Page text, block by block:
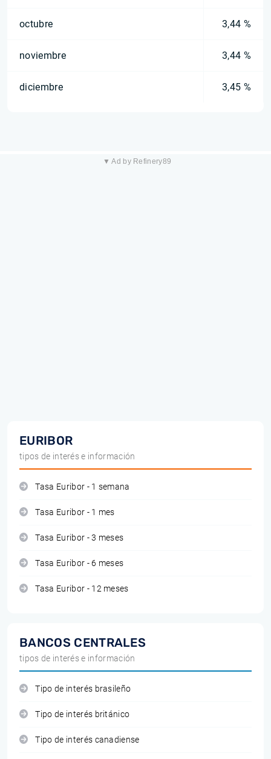
octubre 3,44 %
noviembre 3,44 %
diciembre 3,45 %
▼ Ad by Refinery89
EURIBOR
tipos de interés e información
Tasa Euribor - 1 semana
Tasa Euribor - 1 mes
Tasa Euribor - 3 meses
Tasa Euribor - 6 meses
Tasa Euribor - 12 meses
BANCOS CENTRALES
tipos de interés e información
Tipo de interés brasileño
Tipo de interés británico
Tipo de interés canadiense